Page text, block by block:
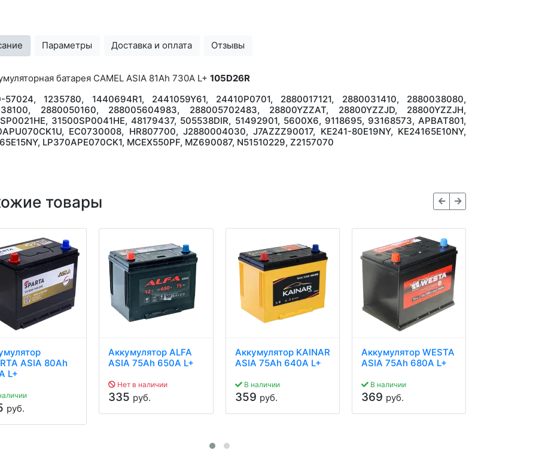
Параметры Доставка и оплата Отзывы
батарея CAMEL ASIA 81Ah 730A L+ 105D26R
57024, 1235780, 1440694R1, 2441059Y61, 24410P0701, 2880017121, 2880031410, 2880038080,
2880050160, 288005604983, 288005702483, 28800YZZAT, 28800YZZJD, 28800YZZJH,
31500SP0041HE, 48179437, 505538DIR, 51492901, 5600X6, 9118695, 93168573, APBAT801,
EC0730008, HR807700, J2880004030, J7AZZZ90017, KE241-80E19NY, KE24165E10NY,
LP370APE070CK1, MCEX550PF, MZ690087, N51510229, Z2157070
товары
ASIA 80Ah
L+
руб.
Аккумулятор ALFA
ASIA 75Ah 650A L+
Нет в наличии
335 руб.
Аккумулятор KAINAR
ASIA 75Ah 640A L+
В наличии
359 руб.
Аккумулятор WESTA
ASIA 75Ah 680A L+
В наличии
369 руб.